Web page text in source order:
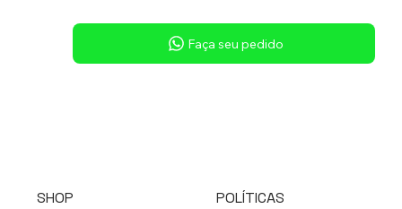
Sob consulta
Faça seu pedido
SHOP POLÍTICAS